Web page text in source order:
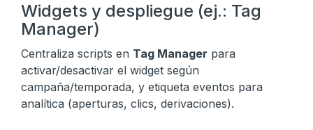
Widgets y despliegue (ej.: Tag
Manager)
Centraliza scripts en Tag Manager para
activar/desactivar el widget según
campaña/temporada, y etiqueta eventos para
analítica (aperturas, clics, derivaciones).